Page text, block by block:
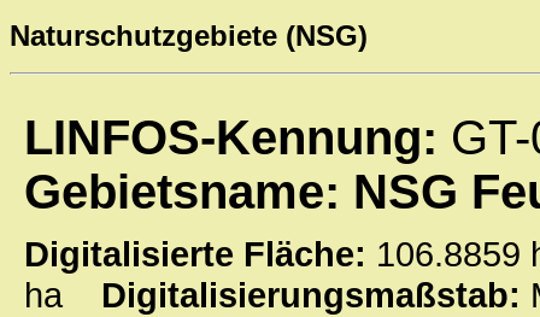
Naturschutzgebiete (NSG)
LINFOS-Kennung:
Gebietsname: NSG
Digitalisierte Fläche:
ha Digitalisierungsmaßstab: